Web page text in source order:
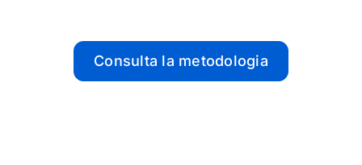
Consulta la metodologia